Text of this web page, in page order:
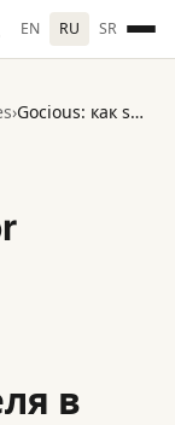
EN RU SR
› Gocious: как senior product leaders управляют AI-инициативами в масштабе портфеля в 2026 году
в